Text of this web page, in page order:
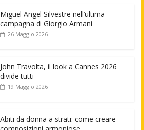
Miguel Angel Silvestre nell’ultima
campagna di Giorgio Armani
26 Maggio 2026
John Travolta, il look a Cannes 2026
divide tutti
19 Maggio 2026
Abiti da donna a strati: come creare